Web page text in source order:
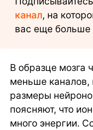
канал, на
вас еще больше
В образце мозга
меньше каналов,
размеры
поясняют, что
много энергии.